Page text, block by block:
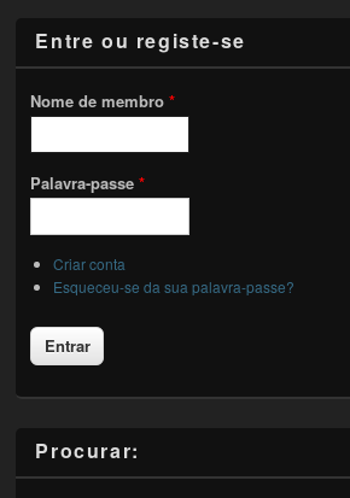
Entre ou registe-se
Nome de membro*
Palavra-passe*
Criar conta
Esqueceu-se da sua palavra-passe?
Procurar: